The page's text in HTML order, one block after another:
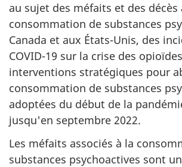
au sujet des méfaits et des décès
consommation de substances
Canada et aux États-Unis, des
COVID-19 sur la crise des
interventions stratégiques pour
consommation de substances
adoptées du début de la
jusqu'en septembre 2022.
Les méfaits associés à la
substances psychoactives sont